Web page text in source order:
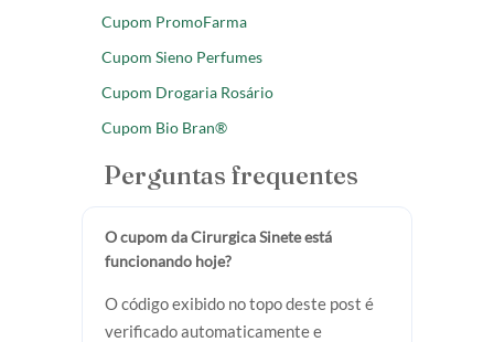
Cupom PromoFarma
Cupom Sieno Perfumes
Cupom Drogaria Rosário
Cupom Bio Bran®
Perguntas frequentes
O cupom da Cirurgica Sinete está
funcionando hoje?
O código exibido no topo deste post é
verificado automaticamente e